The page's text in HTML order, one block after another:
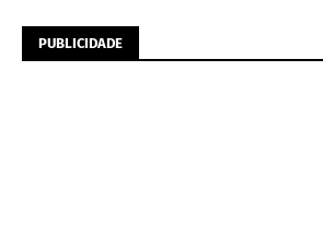
PUBLICIDADE